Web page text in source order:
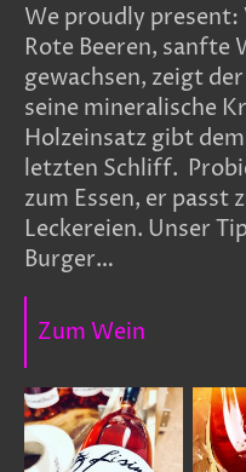
We proudly
Rote Beeren, sanfte
gewachsen, zeigt
seine mineralische
Holzeinsatz gibt
letzten Schliff.
zum Essen, er passt
Leckereien. Unser
Burger…
Zum Wein